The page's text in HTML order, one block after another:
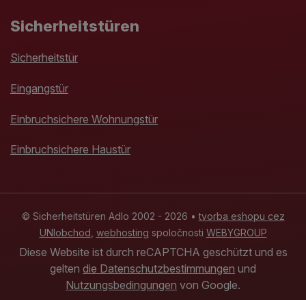
Sicherheitstüren
Sicherheitstür
Eingangstür
Einbruchsichere Wohnungstür
Einbruchsichere Haustür
© Sicherheitstüren Adlo 2002 - 2026 •tvorba eshopu cez
UNIobchod webhosting spoločnosti WEBYGROUP
Diese Website ist durch reCAPTCHA geschützt und es
gelten die Datenschutzbestimmungen und
Nutzungsbedingungen von Google.